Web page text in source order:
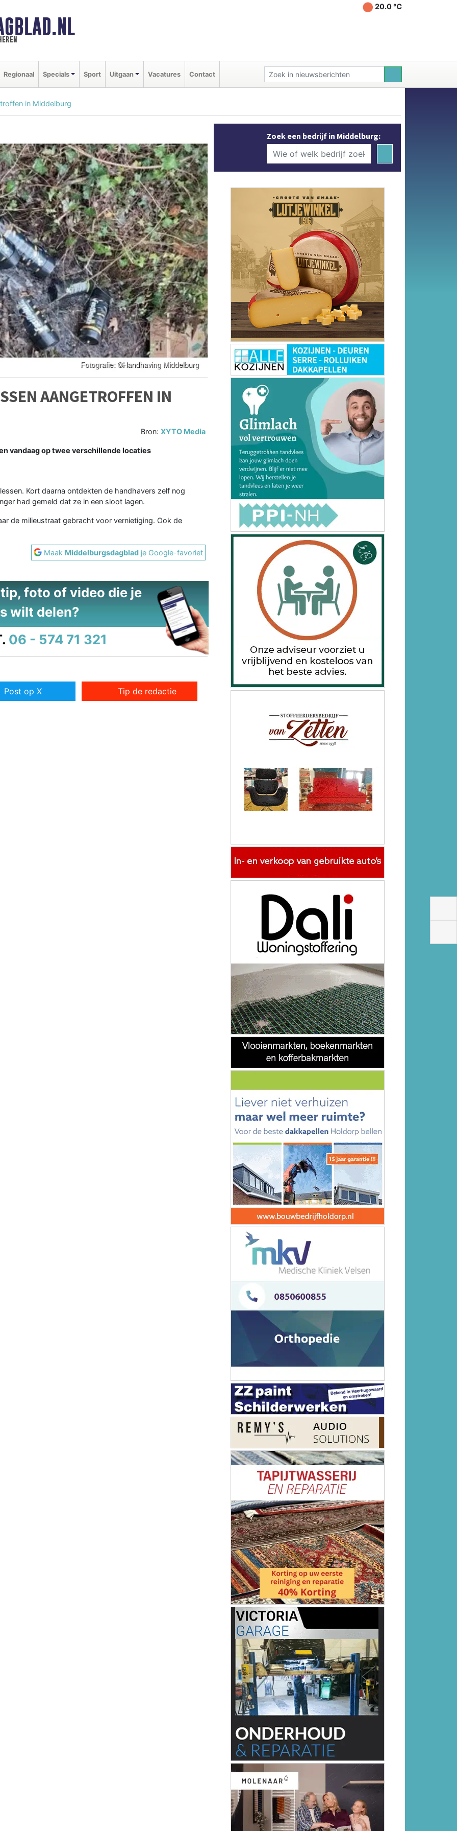
20.0 ℃
Regionaal Specials Sport Uitgaan Vacatures Contact
in Middelburg
AANGETROFFEN IN
Bron:XYTO Media
vandaag op twee verschillende locaties
Kort daarna ontdekten de handhavers zelf nog
had gemeld dat ze in een sloot lagen.
de milieustraat gebracht voor vernietiging. Ook de
Maak Middelburgsdagblad je Google-favoriet
foto of video die je
wilt delen?
06 - 574 71 321
Post op X Tip de redactie
Zoek een bedrijf in Middelburg: